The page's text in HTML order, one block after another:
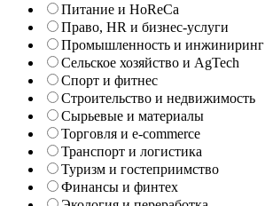
Питание и HoReCa
Право, HR и бизнес-услуги
Промышленность и инжиниринг
Сельское хозяйство и AgTech
Спорт и фитнес
Строительство и недвижимость
Сырьевые и материалы
Торговля и e-commerce
Транспорт и логистика
Туризм и гостеприимство
Финансы и финтех